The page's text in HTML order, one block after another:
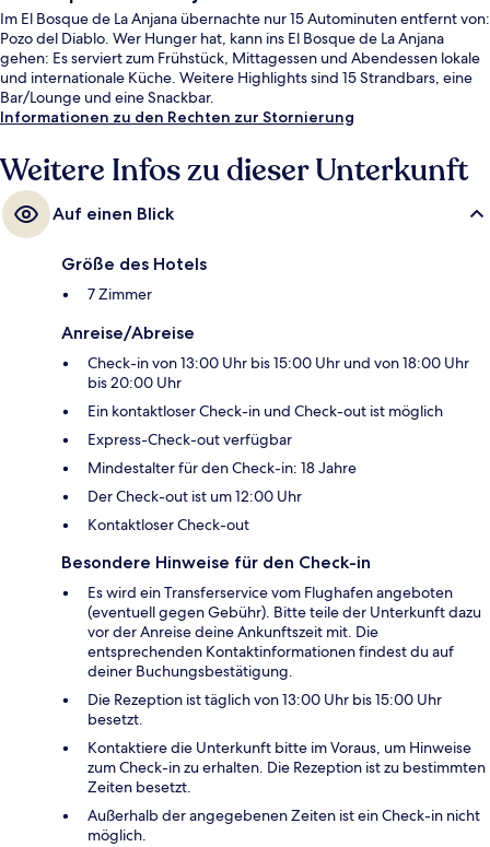
Im El Bosque de La Anjana übernachte nur 15 Autominuten entfernt von:
Pozo del Diablo. Wer Hunger hat, kann ins El Bosque de La Anjana
gehen: Es serviert zum Frühstück, Mittagessen und Abendessen lokale
und internationale Küche. Weitere Highlights sind 15 Strandbars, eine
Bar/Lounge und eine Snackbar.
Informationen zu den Rechten zur Stornierung
Weitere Infos zu dieser Unterkunft
Auf einen Blick
Größe des Hotels
7 Zimmer
Anreise/Abreise
Check-in von 13:00 Uhr bis 15:00 Uhr und von 18:00 Uhr
bis 20:00 Uhr
Ein kontaktloser Check-in und Check-out ist möglich
Express-Check-out verfügbar
Mindestalter für den Check-in: 18 Jahre
Der Check-out ist um 12:00 Uhr
Kontaktloser Check-out
Besondere Hinweise für den Check-in
Es wird ein Transferservice vom Flughafen angeboten
(eventuell gegen Gebühr). Bitte teile der Unterkunft dazu
vor der Anreise deine Ankunftszeit mit. Die
entsprechenden Kontaktinformationen findest du auf
deiner Buchungsbestätigung.
Die Rezeption ist täglich von 13:00 Uhr bis 15:00 Uhr
besetzt.
Kontaktiere die Unterkunft bitte im Voraus, um Hinweise
zum Check-in zu erhalten. Die Rezeption ist zu bestimmten
Zeiten besetzt.
Außerhalb der angegebenen Zeiten ist ein Check-in nicht
möglich.